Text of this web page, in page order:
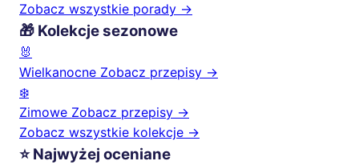
Zobacz wszystkie porady →
🎁 Kolekcje sezonowe
🐰
Wielkanocne Zobacz przepisy →
❄️
Zimowe Zobacz przepisy →
Zobacz wszystkie kolekcje →
⭐ Najwyżej oceniane